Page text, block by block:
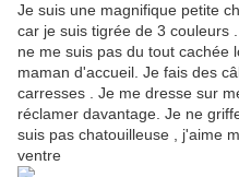
Je suis une magnifique petite
car je suis tigrée de 3 couleurs
ne me suis pas du tout cachée
maman d'accueil. Je fais des
carresses . Je me dresse sur
réclamer davantage. Je ne
suis pas chatouilleuse , j'aime
ventre